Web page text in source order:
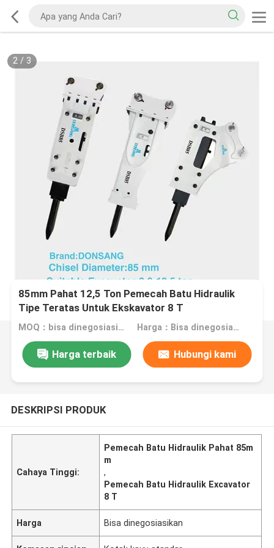
2/ 3
85mm Pahat 12,5 Ton Pemecah Batu Hidraulik
Tipe Teratas Untuk Ekskavator 8 T
MOQ：bisa dinegosiasikan Harga：Bisa dinegosiasikan
Harga terbaik Hubungi kami
DESKRIPSI PRODUK
Cahaya Tinggi:
Pemecah Batu Hidraulik Pahat 85m
m
,
Pemecah Batu Hidraulik Excavator
8 T
Harga Bisa dinegosiasikan